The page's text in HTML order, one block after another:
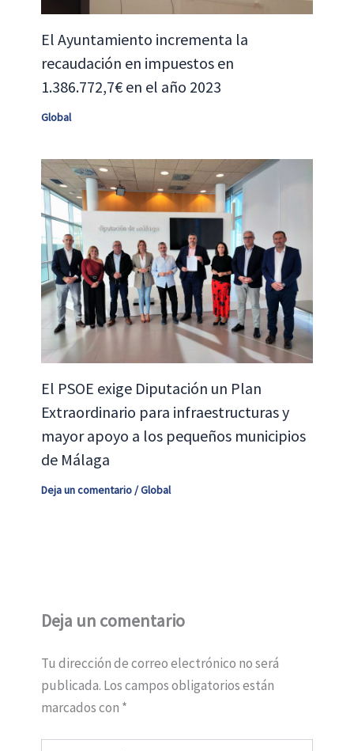
El Ayuntamiento incrementa la
recaudación en impuestos en
1.386.772,7€ en el año 2023
Global
El PSOE exige Diputación un Plan
Extraordinario para infraestructuras y
mayor apoyo a los pequeños municipios
de Málaga
Deja un comentario/Global
Deja un comentario
Tu dirección de correo electrónico no será
publicada. Los campos obligatorios están
marcados con *